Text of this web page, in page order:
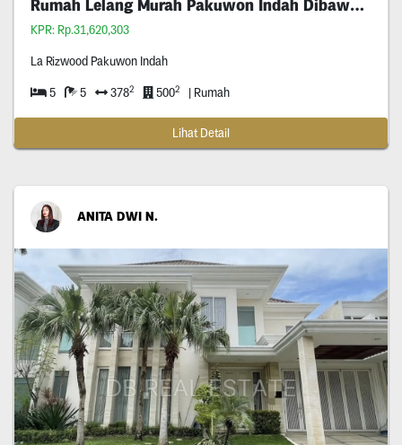
Rumah Lelang Murah Pakuwon Indah Dibawah Pasaran
KPR: Rp.31,620,303
La Rizwood Pakuwon Indah
5 5 3782 5002 | Rumah
Lihat Detail
ANITA DWI N.